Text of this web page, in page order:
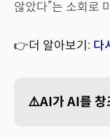
않았다”는 소회로
👉더 알아보기: 다
⚠️AI가 AI를 창